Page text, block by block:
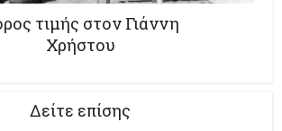
τιμής στον Γιάννη
Χρήστου
Δείτε επίσης